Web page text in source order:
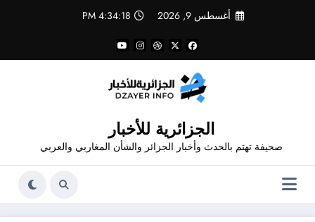
أغسطس 9, 2026 4:34:20 PM
الجزائرية للأخبار
صحيفة تهتم بالحدث وأخبار الجزائر والشأن المغاربي والعربي